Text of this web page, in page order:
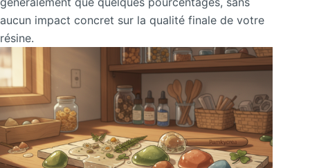
aucun impact concret sur la qualité finale de votre
résine.